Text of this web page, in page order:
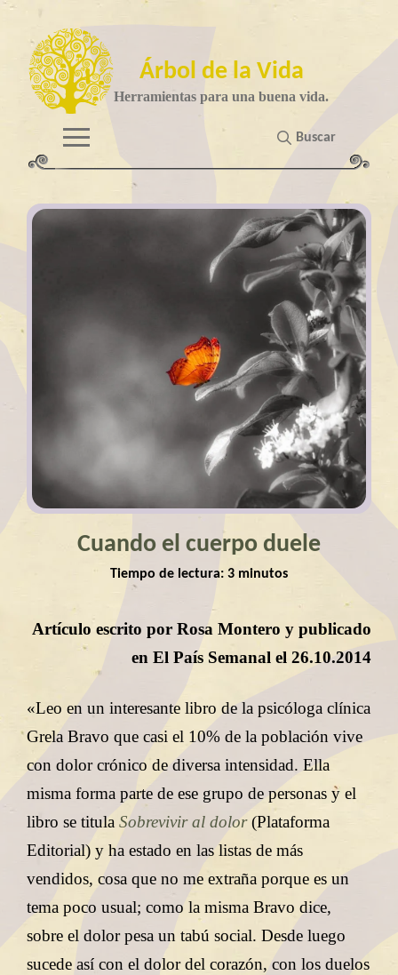
Árbol de la Vida
Herramientas para una buena vida.
Buscar
Cuando el cuerpo duele
Tiempo de lectura: 3 minutos
Artículo escrito por Rosa Montero y publicado
en El País Semanal el 26.10.2014
«Leo en un interesante libro de la psicóloga clínica
Grela Bravo que casi el 10% de la población vive
con dolor crónico de diversa intensidad. Ella
misma forma parte de ese grupo de personas y el
libro se titula Sobrevivir al dolor(Plataforma
Editorial) y ha estado en las listas de más
vendidos, cosa que no me extraña porque es un
tema poco usual; como la misma Bravo dice,
sobre el dolor pesa un tabú social. Desde luego
sucede así con el dolor del corazón, con los duelos